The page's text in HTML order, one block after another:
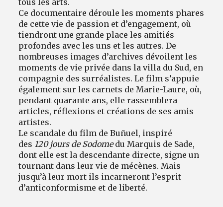
Ce documentaire déroule les moments phares
de cette vie de passion et d’engagement, où
tiendront une grande place les amitiés
profondes avec les uns et les autres. De
nombreuses images d’archives dévoilent les
moments de vie privée dans la villa du Sud, en
compagnie des surréalistes. Le film s’appuie
également sur les carnets de Marie-Laure, où,
pendant quarante ans, elle rassemblera
articles, réflexions et créations de ses amis
artistes.
Le scandale du film de Buñuel, inspiré
des 120 jours de Sodomedu Marquis de Sade,
dont elle est la descendante directe, signe un
tournant dans leur vie de mécènes. Mais
jusqu’à leur mort ils incarneront l’esprit
d’anticonformisme et de liberté.